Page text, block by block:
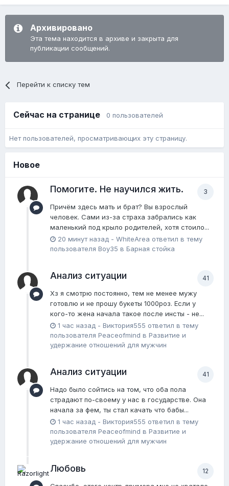
Архивировано
Эта тема находится в архиве и закрыта для
публикации сообщений.
Перейти к списку тем
Сейчас на странице 0 пользователей
Нет пользователей, просматривающих эту страницу.
Новое
3
Помогите. Не научился жить.
Причём здесь мать и брат? Вы взрослый
человек. Сами из-за страха забрались как
маленький под крыло родителей, хотя стоило...
20 минут назад - WhiteArea ответил в тему
пользователя Boy35 в Барная стойка
41
Анализ ситуации
Хз я смотрю постоянно, тем не менее мужу
готовлю и не прошу букеты 1000роз. Если у
кого-то жена начала такое после инсты - не...
1 час назад - Виктория555 ответил в тему
пользователя Peaceofmind в Pазвитие и
удержание отношений для мужчин
41
Анализ ситуации
Надо было сойтись на том, что оба пола
страдают по-своему у нас в государстве. Она
начала за фем, ты стал качать что бабы...
1 час назад - Виктория555 ответил в тему
пользователя Peaceofmind в Pазвитие и
удержание отношений для мужчин
12
Любовь